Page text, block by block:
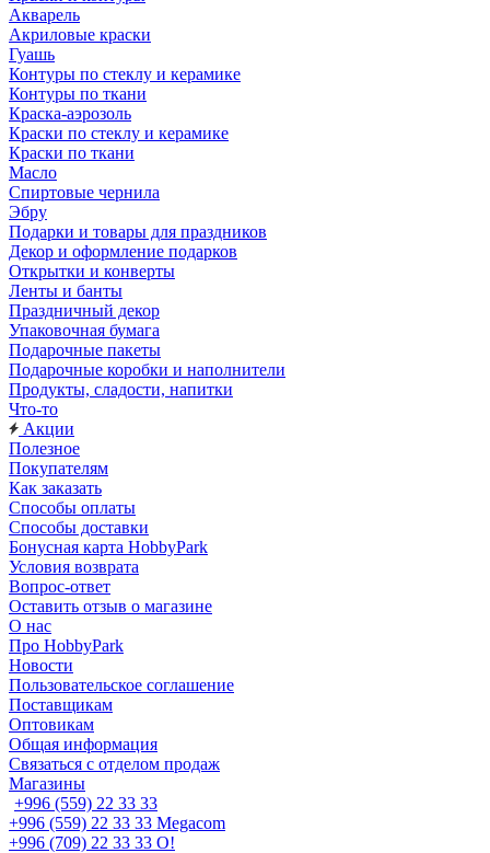
Акварель
Акриловые краски
Гуашь
Контуры по стеклу и керамике
Контуры по ткани
Краска-аэрозоль
Краски по стеклу и керамике
Краски по ткани
Масло
Спиртовые чернила
Эбру
Подарки и товары для праздников
Декор и оформление подарков
Открытки и конверты
Ленты и банты
Праздничный декор
Упаковочная бумага
Подарочные пакеты
Подарочные коробки и наполнители
Продукты, сладости, напитки
Что-то
Акции
Полезное
Покупателям
Как заказать
Способы оплаты
Способы доставки
Бонусная карта HobbyPark
Условия возврата
Вопрос-ответ
Оставить отзыв о магазине
О нас
Про HobbyPark
Новости
Пользовательское соглашение
Поставщикам
Оптовикам
Общая информация
Связаться с отделом продаж
Магазины
+996 (559) 22 33 33
+996 (559) 22 33 33 Megacom
+996 (709) 22 33 33 O!